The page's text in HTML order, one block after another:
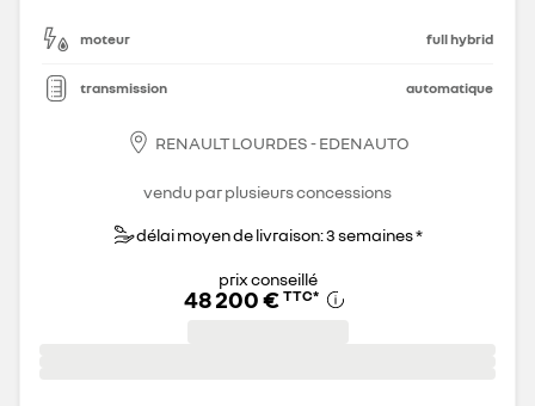
moteur full hybrid
transmission automatique
RENAULT LOURDES - EDENAUTO
vendu par plusieurs concessions
délai moyen de livraison: 3 semaines *
prix conseillé
48 200 € TTC*